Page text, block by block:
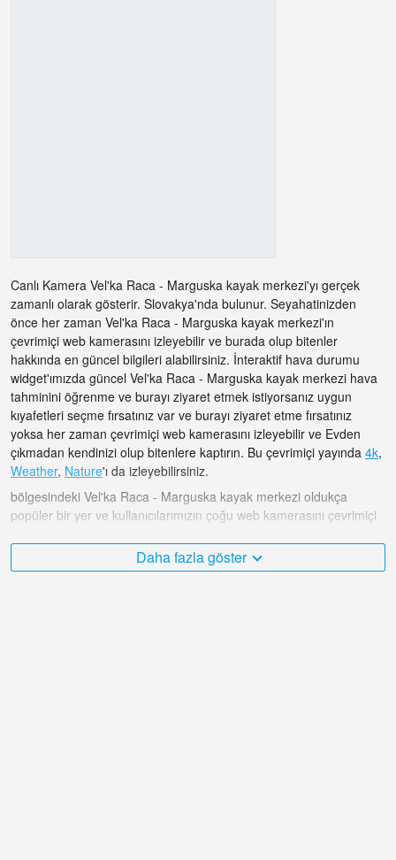
Canlı Kamera Vel'ka Raca - Marguska kayak merkezi'yı gerçek
zamanlı olarak gösterir. Slovakya'nda bulunur. Seyahatinizden
önce her zaman Vel'ka Raca - Marguska kayak merkezi'ın
çevrimiçi web kamerasını izleyebilir ve burada olup bitenler
hakkında en güncel bilgileri alabilirsiniz. İnteraktif hava durumu
widget'ımızda güncel Vel'ka Raca - Marguska kayak merkezi hava
tahminini öğrenme ve burayı ziyaret etmek istiyorsanız uygun
kıyafetleri seçme fırsatınız var ve burayı ziyaret etme fırsatınız
yoksa her zaman çevrimiçi web kamerasını izleyebilir ve Evden
çıkmadan kendinizi olup bitenlere kaptırın. Bu çevrimiçi yayında 4k,
Weather, Nature'ı da izleyebilirsiniz.
bölgesindeki Vel'ka Raca - Marguska kayak merkezi oldukça
popüler bir yer ve kullanıcılarımızın çoğu web kamerasını çevrimiçi
Slovakya çok çeşitli ve ziyaret etmek istediğim çok sayıda yer var
Daha fazla göster